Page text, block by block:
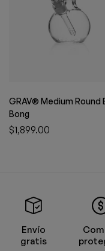
GRAV® Medium Round
Bong
$1,899.00
Envío
gratis